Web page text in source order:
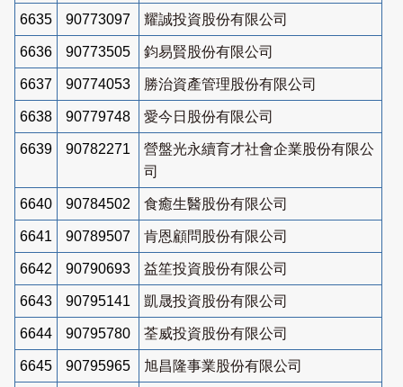
6635 90773097 耀誠投資股份有限公司
6636 90773505 鈞易賢股份有限公司
6637 90774053 勝治資產管理股份有限公司
6638 90779748 愛今日股份有限公司
6639 90782271
營盤光永續育才社會企業股份有限公
司
6640 90784502 食癒生醫股份有限公司
6641 90789507 肯恩顧問股份有限公司
6642 90790693 益笙投資股份有限公司
6643 90795141 凱晟投資股份有限公司
6644 90795780 荃威投資股份有限公司
6645 90795965 旭昌隆事業股份有限公司